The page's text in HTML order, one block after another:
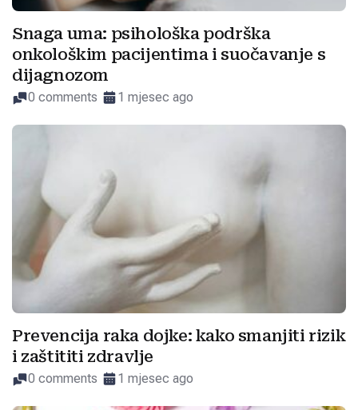
Snaga uma: psihološka podrška
onkološkim pacijentima i suočavanje s
dijagnozom
0 comments 1 mjesec ago
Prevencija raka dojke: kako smanjiti rizik
i zaštititi zdravlje
0 comments 1 mjesec ago